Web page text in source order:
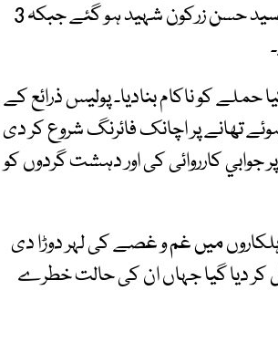
نے بڑے ہتھیاروں سے حملہ کیا، جس میں پولیس اہلکار سید حسن زرکون شہید ہو گئے جبکہ 3
کو ناکام بنادیا۔ پولیس ذرائع کے
تھانے پر اچانک فائرنگ شروع کر دی
جوابي کارروائی کی اور دہشت گردوں کو
میں غم و غصے کی لہر دوڑا دی
کر دیا گیا جہاں ان کی حالت خطرے